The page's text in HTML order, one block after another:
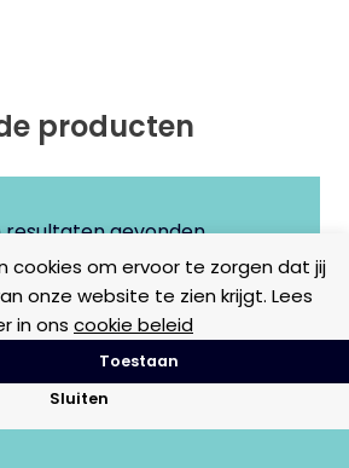
cookies om ervoor te zorgen dat jij
onze website te zien krijgt. Lees
in ons cookie beleid
Toestaan
Sluiten
producten
resultaten gevonden.